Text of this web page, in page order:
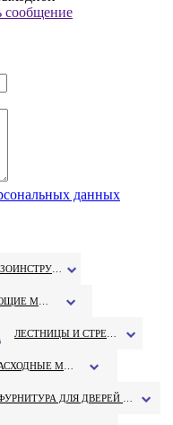
сообщение
данных